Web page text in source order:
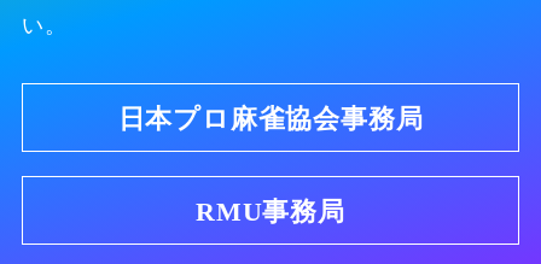
い。
日本プロ麻雀協会事務局
RMU事務局